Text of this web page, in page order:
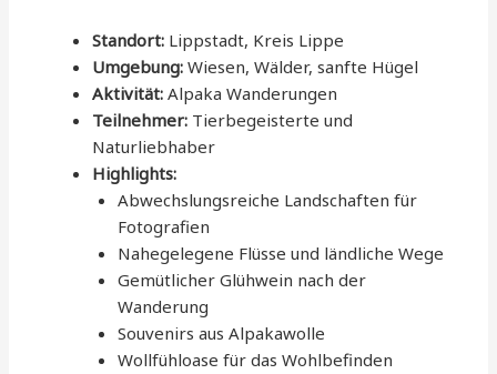
Standort: Lippstadt, Kreis Lippe
Umgebung: Wiesen, Wälder, sanfte Hügel
Aktivität: Alpaka Wanderungen
Teilnehmer: Tierbegeisterte und
Naturliebhaber
Highlights:
Abwechslungsreiche Landschaften für
Fotografien
Nahegelegene Flüsse und ländliche Wege
Gemütlicher Glühwein nach der
Wanderung
Souvenirs aus Alpakawolle
Wollfühloase für das Wohlbefinden